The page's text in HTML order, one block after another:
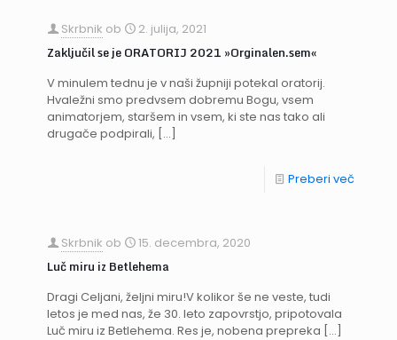
Skrbnik ob 2. julija, 2021
Zaključil se je ORATORIJ 2021 »Orginalen.sem«
V minulem tednu je v naši župniji potekal oratorij.
Hvaležni smo predvsem dobremu Bogu, vsem
animatorjem, staršem in vsem, ki ste nas tako ali
drugače podpirali, […]
Preberi več
Skrbnik ob 15. decembra, 2020
Luč miru iz Betlehema
Dragi Celjani, željni miru!V kolikor še ne veste, tudi
letos je med nas, že 30. leto zapovrstjo, pripotovala
Luč miru iz Betlehema. Res je, nobena prepreka […]